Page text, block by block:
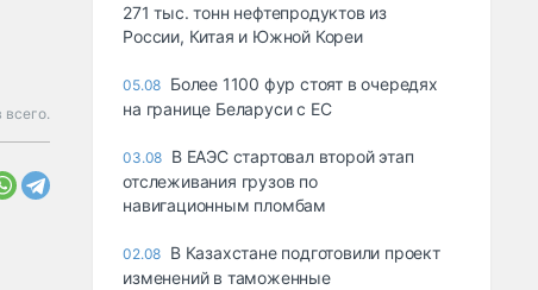
всего.
271 тыс. тонн нефтепродуктов из
России, Китая и Южной Кореи
05.08 Более 1100 фур стоят в очередях
на границе Беларуси с ЕС
03.08 В ЕАЭС стартовал второй этап
отслеживания грузов по
навигационным пломбам
02.08 В Казахстане подготовили проект
изменений в таможенные